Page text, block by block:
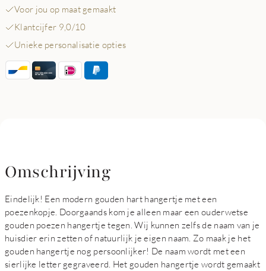
Voor jou op maat gemaakt
Klantcijfer 9,0/10
Unieke personalisatie opties
Omschrijving
Eindelijk! Een modern gouden hart hangertje met een
poezenkopje. Doorgaands kom je alleen maar een ouderwetse
gouden poezen hangertje tegen. Wij kunnen zelfs de naam van je
huisdier erin zetten of natuurlijk je eigen naam. Zo maak je het
gouden hangertje nog persoonlijker! De naam wordt met een
sierlijke letter gegraveerd. Het gouden hangertje wordt gemaakt